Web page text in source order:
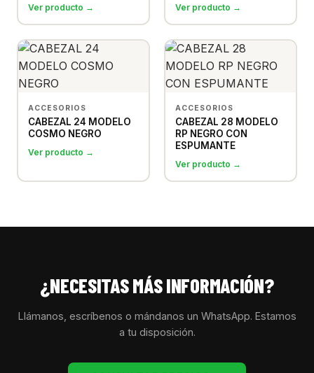
Ver producto → Ver producto →
ACCESORIOS
CABEZAL 24 MODELO
COSMO NEGRO
Ver producto →
ACCESORIOS
CABEZAL 28 MODELO
RP NEGRO CON
ESPUMANTE
Ver producto →
¿NECESITAS MÁS INFORMACIÓN?
Llámanos, escríbenos o mándanos un WhatsApp. Estamos
a tu disposición.